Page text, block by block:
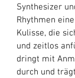
Synthesizer
Rhythmen
Kulisse, die
und zeitlos
dringt mit
durch und